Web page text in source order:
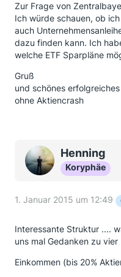
Zur Frage von
Ich würde schauen, ob
auch
dazu finden kann. Ich
welche ETF Sparpläne
Gruß
und schönes
ohne Aktiencrash
Henning
Koryphäe
1. Januar 2015 um 12:49
Interessante Struktur ....
uns mal Gedanken zu
Einkommen (bis 20%